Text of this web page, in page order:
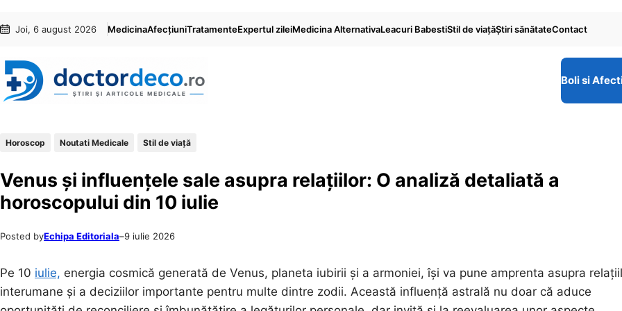
conținut
content
Joi, 6 august 2026 MedicinaAfecțiuniTratamenteExpertul zileiMedicina AlternativaLeacuri BabestiStil de viaţăŞtiri sănătateContact
Boli si
Horoscop Noutati Medicale Stil de viaţă
Venus și influențele sale asupra relațiilor: O analiză detaliată a
horoscopului din 10 iulie
Posted byEchipa Editoriala–9 iulie 2026
Pe 10 iulie, energia cosmică generată de Venus, planeta iubirii și a armoniei, își va pune amprenta asupra
interumane și a deciziilor importante pentru multe dintre zodii. Această influență astrală nu doar că aduce